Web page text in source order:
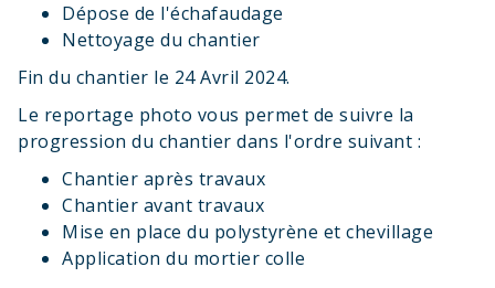
Dépose de l'échafaudage
Nettoyage du chantier
Fin du chantier le 24 Avril 2024.
Le reportage photo vous permet de suivre la
progression du chantier dans l'ordre suivant :
Chantier après travaux
Chantier avant travaux
Mise en place du polystyrène et chevillage
Application du mortier colle